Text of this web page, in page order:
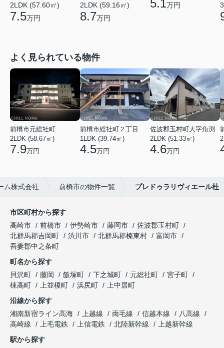
2LDK (57.60㎡)
7.5万円
2LDK (59.16㎡)
8.7万円
5.1万円
よく見られている物件
前橋市元総社町
2LDK (58.67㎡)
7.9万円
前橋市総社町２丁目
1LDK (39.74㎡)
4.5万円
佐波郡玉村町大字角渕
2LDK (51.33㎡)
4.6万円
ム株式会社 前橋市の物件一覧 プレドゥラリヴィエール杜
市区町村から探す
高崎市
前橋市 伊勢崎市 藤岡市
佐波郡玉村町
北群馬郡吉岡町
渋川市 北群馬郡榛東村
富岡市
吾妻郡中之条町
町名から探す
貝沢町
藤岡 飯塚町 下之城町 元総社町
宮子町
棟高町
上並榎町 浜尻町
上中居町
沿線から探す
湘南新宿ライン高海
上越線 両毛線 信越本線
八高線
高崎線
上毛電鉄 上信電鉄 北陸新幹線
上越新幹線
駅から探す